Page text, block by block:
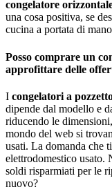
congelatore
una cosa positiva, se
cucina a portata di
Posso comprare un
approfittare delle
I congelatori a
dipende dal modello e
riducendo le
mondo del web si
usati. La domanda che
elettrodomestico usato.
soldi risparmiati per le
nuovo?